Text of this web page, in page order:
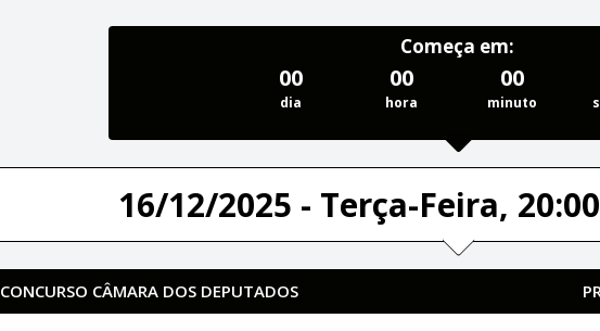
Começa em:
00
dia
00
hora
00
minuto
16/12/2025 - Terça-Feira, 20:00
CONCURSO CÂMARA DOS DEPUTADOS